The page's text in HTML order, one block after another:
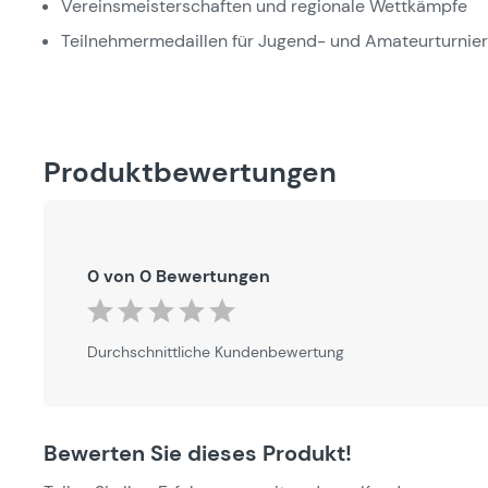
Vereinsmeisterschaften und regionale Wettkämpfe
Teilnehmermedaillen für Jugend- und
Produktbewertungen
0 von 0 Bewertungen
Durchschnittliche Bewertung von 0 von 5 Sternen
Durchschnittliche Kundenbewertung
Bewerten Sie dieses Produkt!